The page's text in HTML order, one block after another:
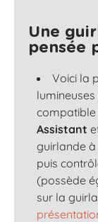
Une
pensée
Voici la
compatible
Assistant
guirlande
puis
(possède
sur la